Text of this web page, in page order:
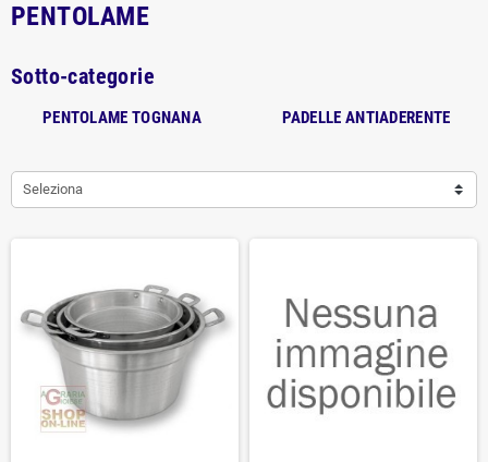
PENTOLAME
Sotto-categorie
PENTOLAME TOGNANA PADELLE ANTIADERENTE
Seleziona